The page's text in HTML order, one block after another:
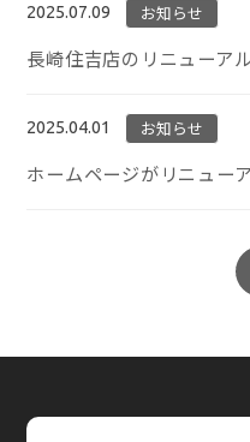
2025.07.09 お知らせ
長崎住吉店のリニューア
2025.04.01 お知らせ
ホームページがリニュー